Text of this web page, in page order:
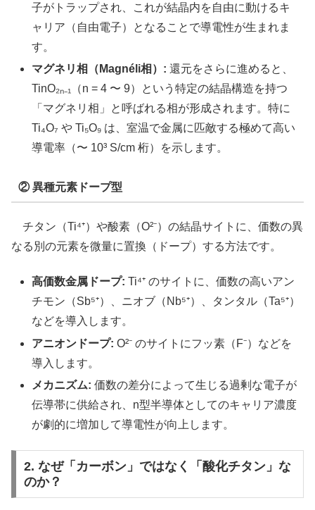
子がトラップされ、これが結晶内を自由に動けるキ
ャリア（自由電子）となることで導電性が生まれま
す。
マグネリ相（Magnéli相）: 還元をさらに進めると、
TinO₂ₙ₋₁（n = 4 〜 9）という特定の結晶構造を持つ
「マグネリ相」と呼ばれる相が形成されます。特に
Ti₄O₇ や Ti₅O₉ は、室温で金属に匹敵する極めて高い
導電率（〜 10³ S/cm 桁）を示します。
② 異種元素ドープ型
チタン（Ti⁴⁺）や酸素（O²⁻）の結晶サイトに、価数の異
なる別の元素を微量に置換（ドープ）する方法です。
高価数金属ドープ: Ti⁴⁺ のサイトに、価数の高いアン
チモン（Sb⁵⁺）、ニオブ（Nb⁵⁺）、タンタル（Ta⁵⁺）
などを導入します。
アニオンドープ: O²⁻ のサイトにフッ素（F⁻）などを
導入します。
メカニズム: 価数の差分によって生じる過剰な電子が
伝導帯に供給され、n型半導体としてのキャリア濃度
が劇的に増加して導電性が向上します。
2. なぜ「カーボン」ではなく「酸化チタン」な
のか？